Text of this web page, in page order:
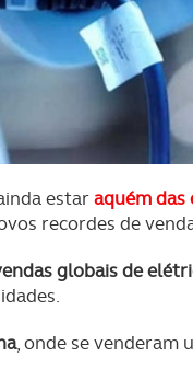
estaraquém das
recordes de
globais de
, onde se venderam